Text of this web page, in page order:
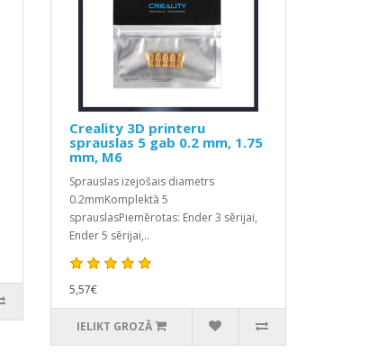
Creality 3D printeru
sprauslas 5 gab 0.2 mm, 1.75
mm, M6
Sprauslas izejošais diametrs
0.2mmKomplektā 5
sprauslasPiemērotas: Ender 3 sērijai,
Ender 5 sērijai,..
5,57€
IELIKT GROZĀ